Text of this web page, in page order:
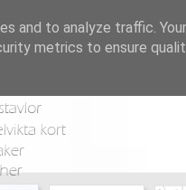
and to analyze traffic.
metrics to ensure